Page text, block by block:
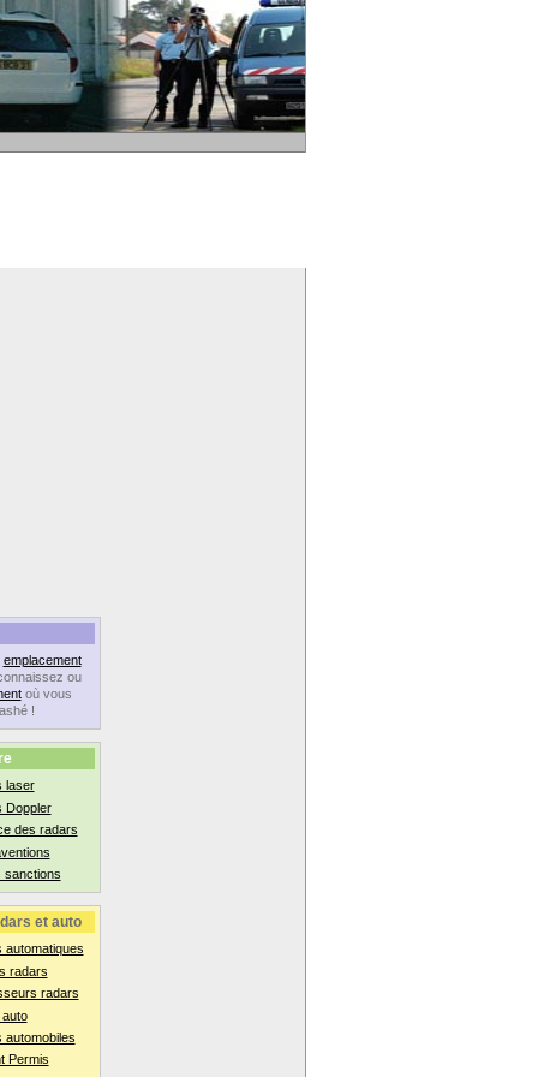
emplacement
ou
où vous
!
laser
Doppler
des radars
sanctions
et auto
automatiques
radars
radars
automobiles
Permis